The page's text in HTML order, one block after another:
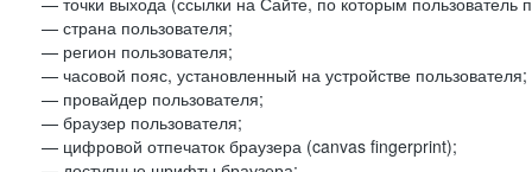
— страна пользователя;
— регион пользователя;
— часовой пояс, установленный на устройстве пользователя;
— провайдер пользователя;
— браузер пользователя;
— цифровой отпечаток браузера (canvas fingerprint);